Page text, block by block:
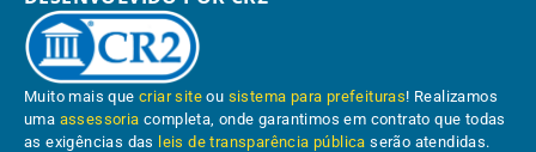
Muito mais quecriar site ou sistema para prefeituras! Realizamos
uma assessoria completa, onde garantimos em contrato que todas
as exigências das leis de transparência pública serão atendidas.